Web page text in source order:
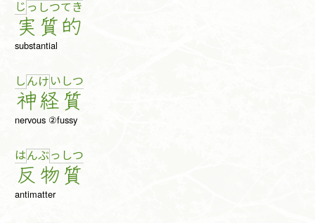
じ っ
実
しつ
質
て き
的
substantial
しん
神
け い
経
しつ
質
nervous ②fussy
はん
反
ぶっ
物
しつ
質
antimatter